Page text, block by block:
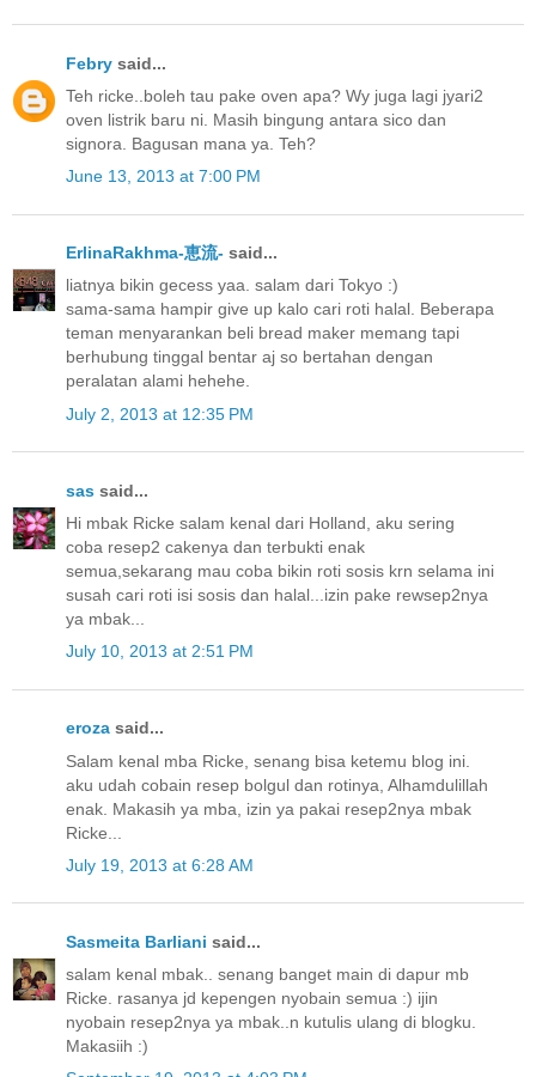
Febry said...
Teh ricke..boleh tau pake oven apa? Wy juga lagi jyari2
oven listrik baru ni. Masih bingung antara sico dan
signora. Bagusan mana ya. Teh?
June 13, 2013 at 7:00 PM
ErlinaRakhma-恵流- said...
liatnya bikin gecess yaa. salam dari Tokyo :)
sama-sama hampir give up kalo cari roti halal. Beberapa
teman menyarankan beli bread maker memang tapi
berhubung tinggal bentar aj so bertahan dengan
peralatan alami hehehe.
July 2, 2013 at 12:35 PM
sas said...
Hi mbak Ricke salam kenal dari Holland, aku sering
coba resep2 cakenya dan terbukti enak
semua,sekarang mau coba bikin roti sosis krn selama ini
susah cari roti isi sosis dan halal...izin pake rewsep2nya
ya mbak...
July 10, 2013 at 2:51 PM
eroza said...
Salam kenal mba Ricke, senang bisa ketemu blog ini.
aku udah cobain resep bolgul dan rotinya, Alhamdulillah
enak. Makasih ya mba, izin ya pakai resep2nya mbak
Ricke...
July 19, 2013 at 6:28 AM
Sasmeita Barliani said...
salam kenal mbak.. senang banget main di dapur mb
Ricke. rasanya jd kepengen nyobain semua :) ijin
nyobain resep2nya ya mbak..n kutulis ulang di blogku.
Makasiih :)